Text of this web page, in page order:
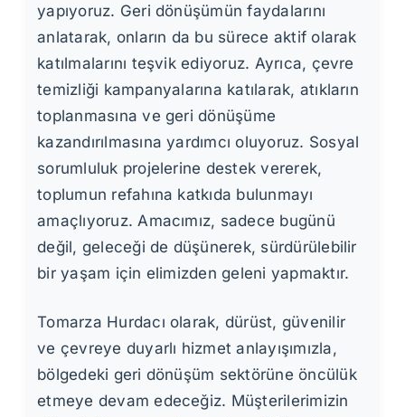
yapıyoruz. Geri dönüşümün faydalarını
anlatarak, onların da bu sürece aktif olarak
katılmalarını teşvik ediyoruz. Ayrıca, çevre
temizliği kampanyalarına katılarak, atıkların
toplanmasına ve geri dönüşüme
kazandırılmasına yardımcı oluyoruz. Sosyal
sorumluluk projelerine destek vererek,
toplumun refahına katkıda bulunmayı
amaçlıyoruz. Amacımız, sadece bugünü
değil, geleceği de düşünerek, sürdürülebilir
bir yaşam için elimizden geleni yapmaktır.
Tomarza Hurdacı olarak, dürüst, güvenilir
ve çevreye duyarlı hizmet anlayışımızla,
bölgedeki geri dönüşüm sektörüne öncülük
etmeye devam edeceğiz. Müşterilerimizin